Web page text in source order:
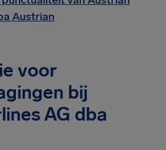
Austrian
voor
bij
AG dba